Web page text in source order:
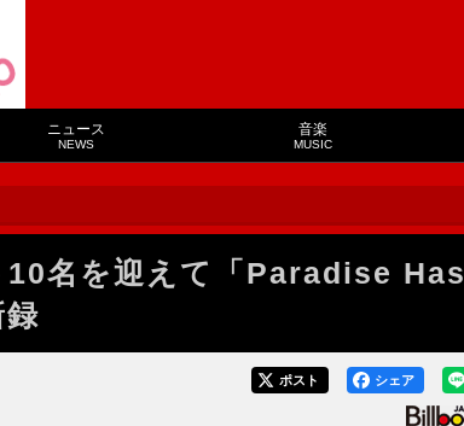
ニュース
NEWS
音楽
MUSIC
10名を迎えて「Paradise Has
シェア
ポスト